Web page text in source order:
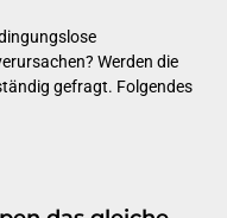
Werden die
gefragt. Folgendes